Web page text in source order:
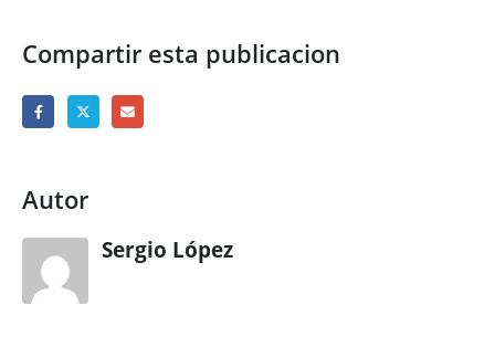
Compartir esta publicacion
Autor
Sergio López